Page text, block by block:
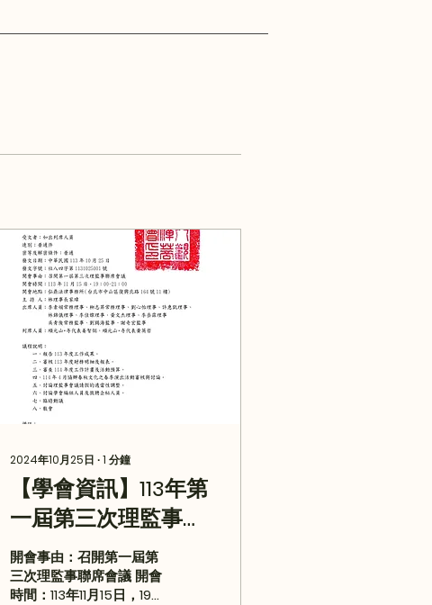
2024年10月25日 ∙1 分鐘
【學會資訊】113年第
一屆第三次理監事會
議通知
開會事由：召開第一屆第
三次理監事聯席會議 開會
時間：113年11月15日，19：